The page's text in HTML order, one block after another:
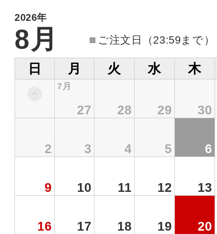
2026年
8月 ご注文日（23:59まで
日 月 火 水 木
7月
27 28 29 30
2 3 4 5 6
9 10 11 12 13
16 17 18 19 20